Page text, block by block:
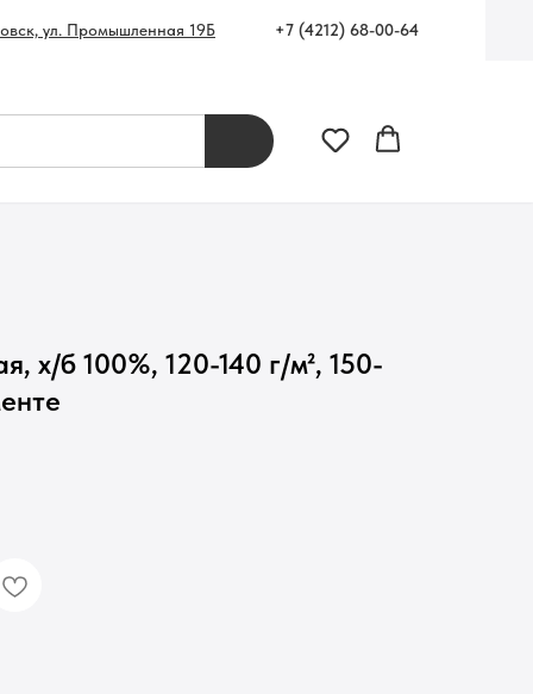
ул. Промышленная 19Б +7 (4212) 68-00-64
х/б 100%, 120-140 г/м², 150-